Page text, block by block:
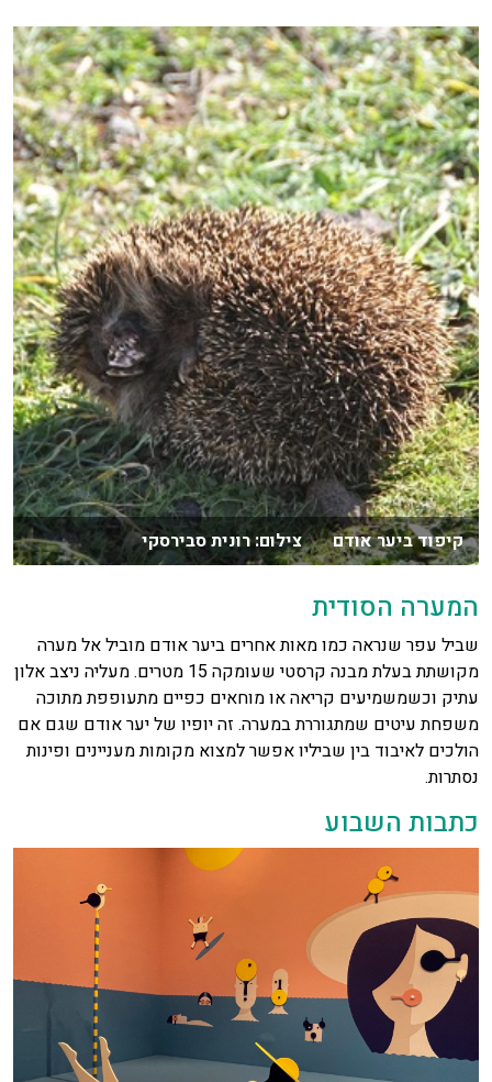
קיפוד ביער אודם צילום: רונית סבירסקי
המערה הסודית
שביל עפר שנראה כמו מאות אחרים ביער אודם מוביל אל מערה
מקושתת בעלת מבנה קרסטי שעומקה 15 מטרים. מעליה ניצב אלון
עתיק וכשמשמיעים קריאה או מוחאים כפיים מתעופפת מתוכה
משפחת עיטים שמתגוררת במערה. זה יופיו של יער אודם שגם אם
הולכים לאיבוד בין שביליו אפשר למצוא מקומות מעניינים ופינות
נסתרות.
כתבות השבוע